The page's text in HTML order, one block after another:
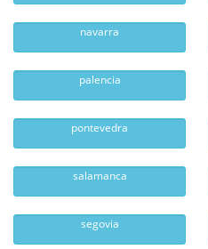
navarra
palencia
pontevedra
salamanca
segovia